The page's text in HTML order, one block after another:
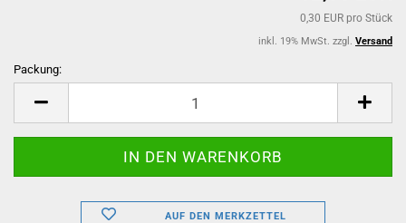
0,30 EUR pro Stück
inkl. 19% MwSt. zzgl. Versand
Packung:
AUF DEN MERKZETTEL